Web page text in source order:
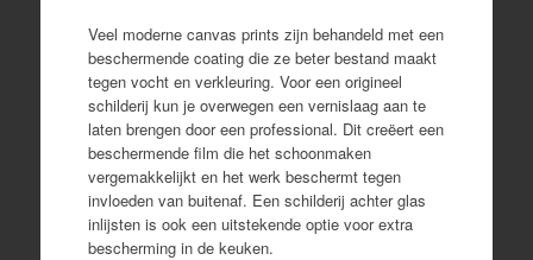
Veel moderne canvas prints zijn behandeld met een
beschermende coating die ze beter bestand maakt
tegen vocht en verkleuring. Voor een origineel
schilderij kun je overwegen een vernislaag aan te
laten brengen door een professional. Dit creëert een
beschermende film die het schoonmaken
vergemakkelijkt en het werk beschermt tegen
invloeden van buitenaf. Een schilderij achter glas
inlijsten is ook een uitstekende optie voor extra
bescherming in de keuken.